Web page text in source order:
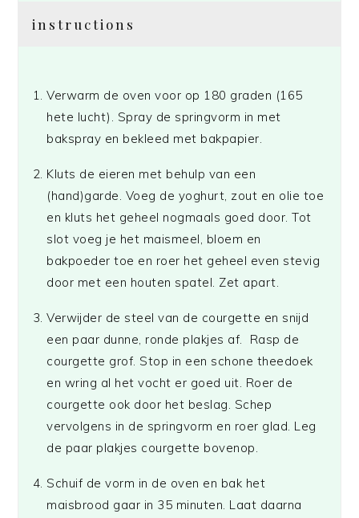
instructions
Verwarm de oven voor op 180 graden (165
hete lucht). Spray de springvorm in met
bakspray en bekleed met bakpapier.
Kluts de eieren met behulp van een
(hand)garde. Voeg de yoghurt, zout en olie toe
en kluts het geheel nogmaals goed door. Tot
slot voeg je het maismeel, bloem en
bakpoeder toe en roer het geheel even stevig
door met een houten spatel. Zet apart.
Verwijder de steel van de courgette en snijd
een paar dunne, ronde plakjes af. Rasp de
courgette grof. Stop in een schone theedoek
en wring al het vocht er goed uit. Roer de
courgette ook door het beslag. Schep
vervolgens in de springvorm en roer glad. Leg
de paar plakjes courgette bovenop.
Schuif de vorm in de oven en bak het
maisbrood gaar in 35 minuten. Laat daarna